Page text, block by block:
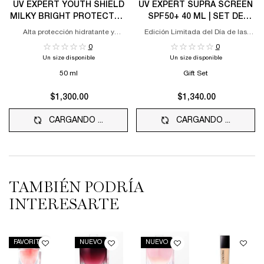
UV EXPERT YOUTH SHIELD
MILKY BRIGHT PROTECTOR
SOLAR 50 SPF UVB - XL UVA
Alta protección hidratante y
0
Un size disponible
50 ml
$1,300.00
CARGANDO ...
UV EXPERT SUPRA SCREEN
SPF50+ 40 ML | SET DE
REGALO
Edición Limitada del Día de las
0
Un size disponible
Gift Set
$1,340.00
CARGANDO ...
TAMBIÉN PODRÍA
INTERESARTE
FAVORITO NUEVO NUEVO